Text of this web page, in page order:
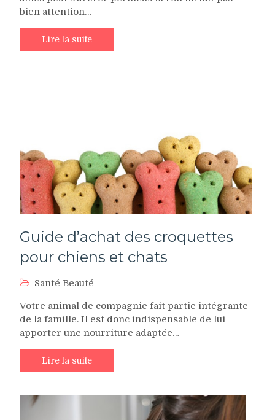
bien attention…
Lire la suite
Guide d’achat des croquettes
pour chiens et chats
Santé Beauté
Votre animal de compagnie fait partie intégrante
de la famille. Il est donc indispensable de lui
apporter une nourriture adaptée…
Lire la suite